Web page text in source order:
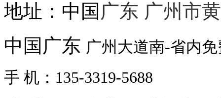
地址：中国 广东 广州市
中国广东 广州大道南-省内
手 机：135-3319-5688